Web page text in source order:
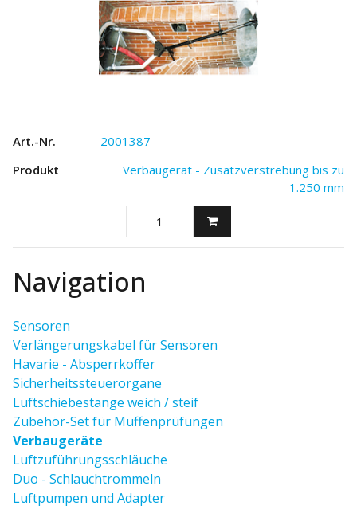
Navigation
Sensoren
Verlängerungskabel für Sensoren
Havarie - Absperrkoffer
Sicherheitssteuerorgane
Luftschiebestange weich / steif
Zubehör-Set für Muffenprüfungen
Verbaugeräte
Luftzuführungsschläuche
Duo - Schlauchtrommeln
Luftpumpen und Adapter
2001387
Verbaugerät - Zusatzverstrebung bis zu
1.250 mm